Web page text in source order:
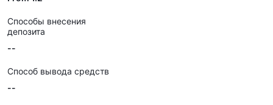
Способы внесения
депозита
--
Способ вывода средств
--